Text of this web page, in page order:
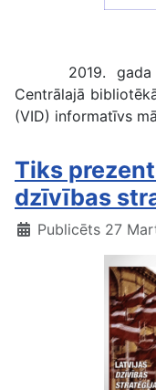
2019. gada 5.
Centrālajā
(VID) informatīvs
Tiks
dzīvības
Publicēts 27